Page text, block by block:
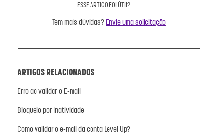
ESSE ARTIGO FOI ÚTIL?
Tem mais dúvidas? Envie uma solicitação
ARTIGOS RELACIONADOS
Erro ao validar o E-mail
Bloqueio por inatividade
Como validar o e-mail da conta Level Up?